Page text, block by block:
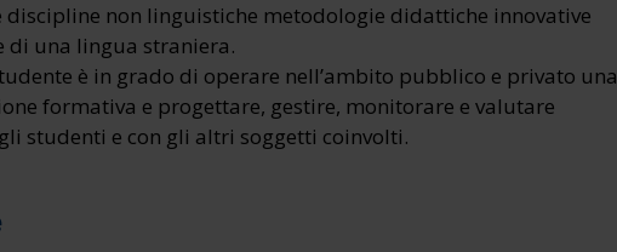
discipline non linguistiche metodologie didattiche innovative
di una lingua straniera.
è in grado di operare nell’ambito pubblico e privato una
formativa e progettare, gestire, monitorare e valutare
studenti e con gli altri soggetti coinvolti.